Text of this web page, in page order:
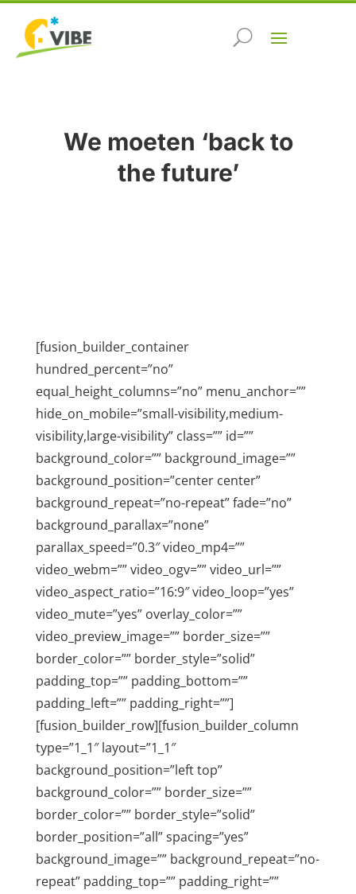
We moeten ‘back to
the future’
[fusion_builder_container
hundred_percent=”no”
equal_height_columns=”no” menu_anchor=””
hide_on_mobile=”small-visibility,medium-
visibility,large-visibility” class=”” id=””
background_color=”” background_image=””
background_position=”center center”
background_repeat=”no-repeat” fade=”no”
background_parallax=”none”
parallax_speed=”0.3″ video_mp4=””
video_webm=”” video_ogv=”” video_url=””
video_aspect_ratio=”16:9″ video_loop=”yes”
video_mute=”yes” overlay_color=””
video_preview_image=”” border_size=””
border_color=”” border_style=”solid”
padding_top=”” padding_bottom=””
padding_left=”” padding_right=””]
[fusion_builder_row][fusion_builder_column
type=”1_1″ layout=”1_1″
background_position=”left top”
background_color=”” border_size=””
border_color=”” border_style=”solid”
border_position=”all” spacing=”yes”
background_image=”” background_repeat=”no-
repeat” padding_top=”” padding_right=””